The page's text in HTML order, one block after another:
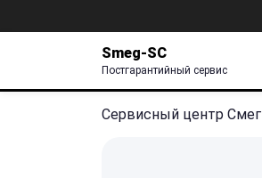
Smeg-SC
Постгарантийный сервис
Сервисный центр Смег